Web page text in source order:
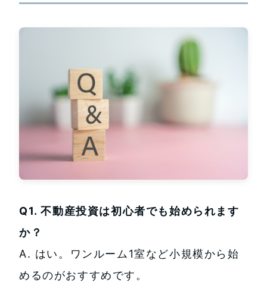
Q1. 不動産投資は初心者でも始められます
か？
A. はい。ワンルーム1室など小規模から始
めるのがおすすめです。